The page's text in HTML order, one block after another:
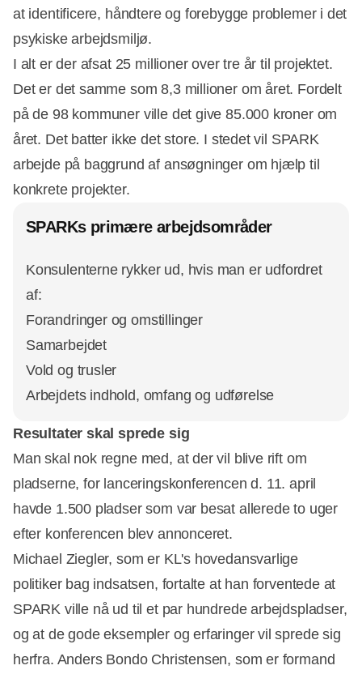
at identificere, håndtere og forebygge problemer i det
psykiske arbejdsmiljø.
I alt er der afsat 25 millioner over tre år til projektet.
Det er det samme som 8,3 millioner om året. Fordelt
på de 98 kommuner ville det give 85.000 kroner om
året. Det batter ikke det store. I stedet vil SPARK
arbejde på baggrund af ansøgninger om hjælp til
konkrete projekter.
SPARKs primære arbejdsområder
Konsulenterne rykker ud, hvis man er udfordret
af:
Forandringer og omstillinger
Samarbejdet
Vold og trusler
Arbejdets indhold, omfang og udførelse
Resultater skal sprede sig
Man skal nok regne med, at der vil blive rift om
pladserne, for lanceringskonferencen d. 11. april
havde 1.500 pladser som var besat allerede to uger
efter konferencen blev annonceret.
Michael Ziegler, som er KL's hovedansvarlige
politiker bag indsatsen, fortalte at han forventede at
SPARK ville nå ud til et par hundrede arbejdspladser,
og at de gode eksempler og erfaringer vil sprede sig
herfra. Anders Bondo Christensen, som er formand